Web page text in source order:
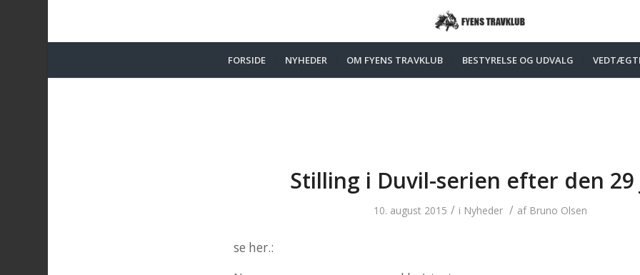
FORSIDE NYHEDER OM FYENS TRAVKLUB BESTYRELSE OG UDVALG
Stilling i Duvil-serien efter den
10. august 2015 / i Nyheder / af Bruno Olsen
se her.: